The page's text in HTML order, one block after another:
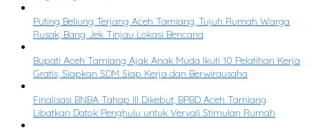
Puting Beliung Terjang Aceh Tamiang, Tujuh Rumah Warga
Rusak, Bang Jek Tinjau Lokasi Bencana
Bupati Aceh Tamiang Ajak Anak Muda Ikuti 10 Pelatihan Kerja
Gratis, Siapkan SDM Siap Kerja dan Berwirausaha
Finalisasi BNBA Tahap III Dikebut, BPBD Aceh Tamiang
Libatkan Datok Penghulu untuk Vervali Stimulan Rumah